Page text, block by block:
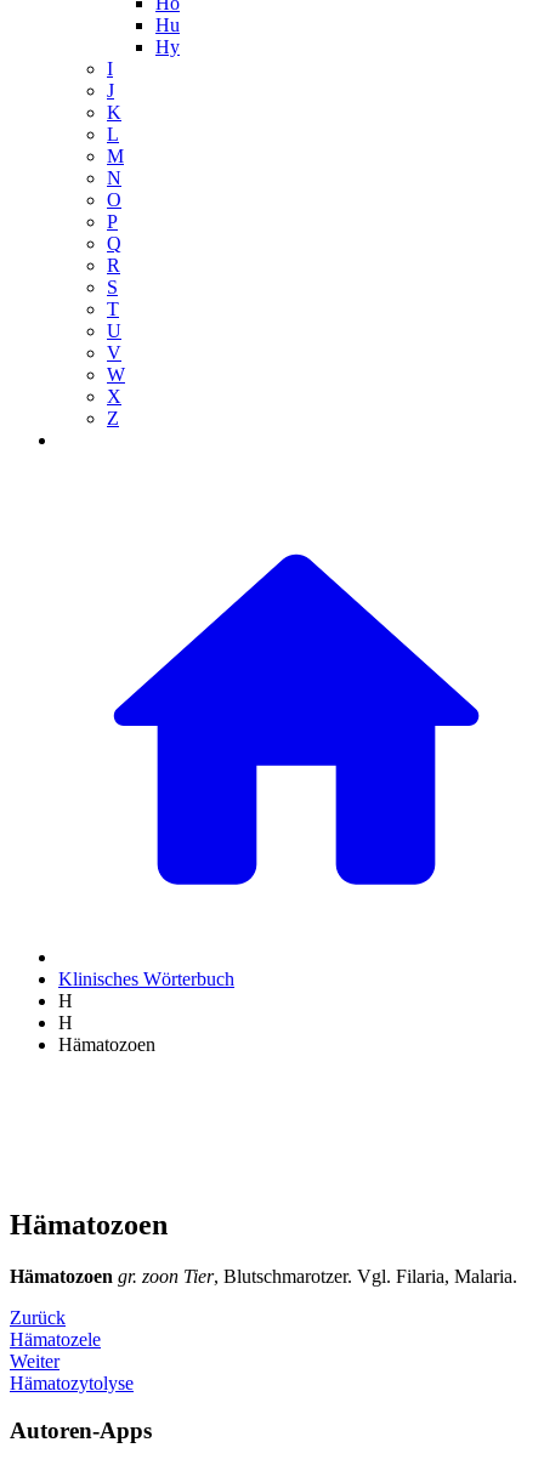
Hu
Hy
I
J
K
L
M
N
O
P
Q
R
S
T
U
V
W
X
Z
Klinisches Wörterbuch
H
H
Hämatozoen
Hämatozoen
Hämatozoen gr. zoon Tier, Blutschmarotzer. Vgl. Filaria, Malaria.
Zurück
Hämatozele
Weiter
Hämatozytolyse
Autoren-Apps